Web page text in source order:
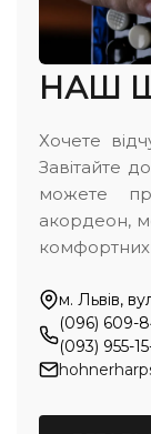
НАШ
Хочете
Завітайте
можете
акордеон,
м. Львів,
(096) 609-
(093) 955-